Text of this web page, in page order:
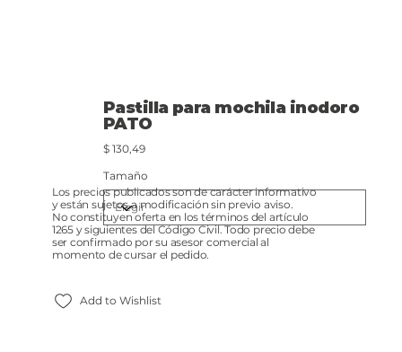
Pastilla para mochila inodoro
PATO
Precio
$ 130,49
Tamaño
Add to Wishlist
Los precios publicados son de carácter informativo
y están sujetos a modificación sin previo aviso.
No constituyen oferta en los términos del artículo
1265 y siguientes del Código Civil. Todo precio debe
ser confirmado por su asesor comercial al
momento de cursar el pedido.